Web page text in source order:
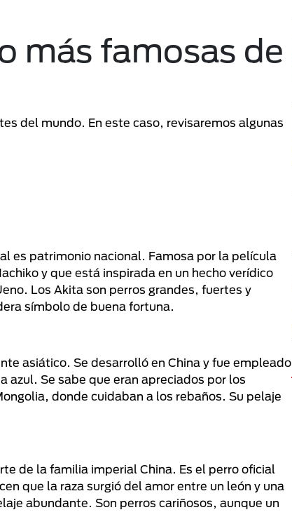
más famosas de
del mundo. En este caso, revisaremos algunas
es patrimonio nacional. Famosa por la película
y que está inspirada en un hecho verídico
Los Akita son perros grandes, fuertes y
símbolo de buena fortuna.
asiático. Se desarrolló en China y fue empleado
azul. Se sabe que eran apreciados por los
donde cuidaban a los rebaños. Su pelaje
de la familia imperial China. Es el perro oficial
que la raza surgió del amor entre un león y una
abundante. Son perros cariñosos, aunque un